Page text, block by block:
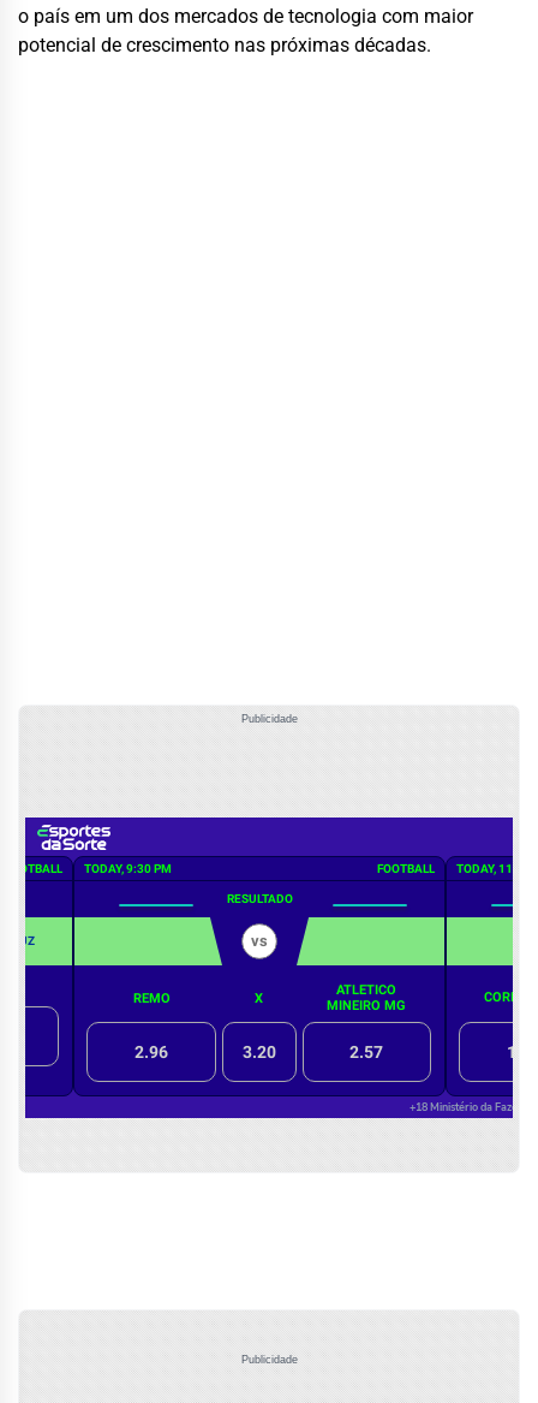
o país em um dos mercados de tecnologia com maior
potencial de crescimento nas próximas décadas.
Publicidade
Publicidade